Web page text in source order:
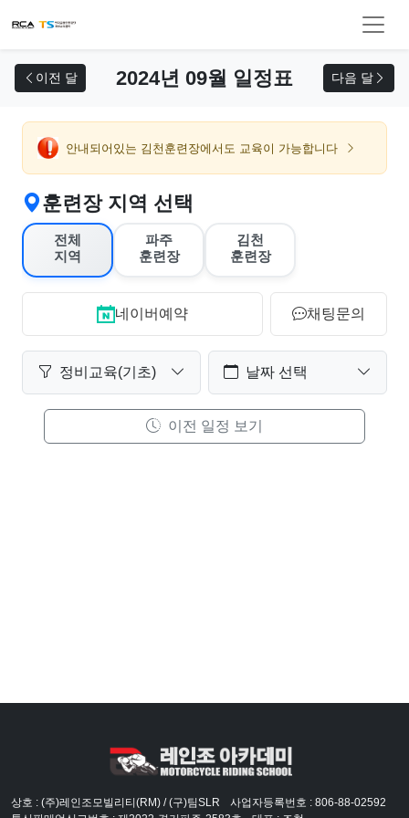
이전 달 2024년 09월 일정표 다음 달
안내되어있는 김천훈련장에서도 교육이 가능합니다
훈련장 지역 선택
전체
지역
파주
훈련장
김천
훈련장
네이버예약 채팅문의
정비교육(기초) 날짜 선택
이전 일정 보기
상호 : (주)레인조모빌리티(RM) / (구)팀SLR
사업자등록번호 : 806-88-02592